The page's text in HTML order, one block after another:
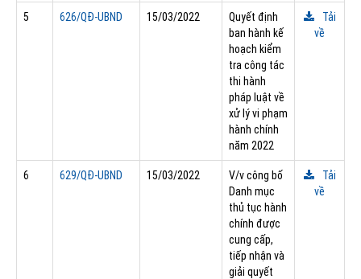
5 626/QÐ-UBND 15/03/2022
Quyết định
ban hành kế
hoạch kiểm
tra công tác
thi hành
pháp luật về
xử lý vi phạm
hành chính
năm 2022
Tải
về
6 629/QÐ-UBND 15/03/2022
V/v công bố
Danh mục
thủ tục hành
chính được
cung cấp,
tiếp nhận và
giải quyết
Tải
về